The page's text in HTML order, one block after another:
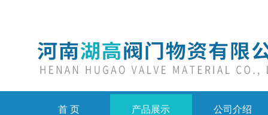
首 页 产品展示 公司介绍